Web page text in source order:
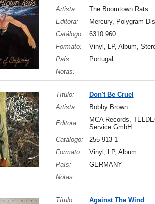
Artista:
The Boomtown Rats
Editora:
Mercury, Polygram
Catálogo:
6310 960
Formato:
Vinyl, LP, Album,
País:
Portugal
Notas:
Título:
Don't Be Cruel
Artista:
Bobby Brown
Editora:
MCA Records,
Service GmbH
Catálogo:
255 913-1
Formato:
Vinyl, LP, Album
País:
GERMANY
Notas:
Título: Against The Wind